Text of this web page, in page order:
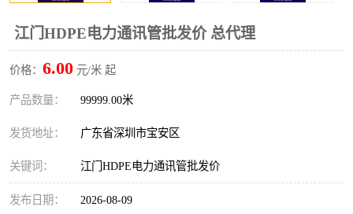
江门HDPE电力通讯管批发价 总代理
价格： 6.00 元/米 起
产品数量： 99999.00米
发货地址： 广东省深圳市宝安区
关键词： 江门HDPE电力通讯管批发价
发布日期： 2026-08-09